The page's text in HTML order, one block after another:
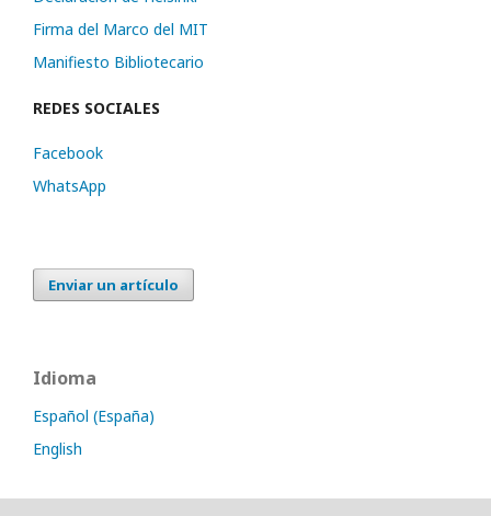
Firma del Marco del MIT
Manifiesto Bibliotecario
REDES SOCIALES
Facebook
WhatsApp
Enviar un artículo
Idioma
Español (España)
English